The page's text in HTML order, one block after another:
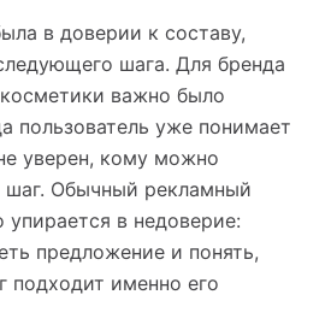
в доверии к составу,
шага. Для бренда
важно было
пользователь уже понимает
уверен, кому можно
Обычный рекламный
упирается в недоверие:
предложение и понять,
именно его